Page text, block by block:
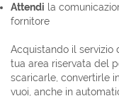
Attendi la
fornitore
Acquistando il servizio
tua area riservata del
scaricarle, convertirle
vuoi, anche in